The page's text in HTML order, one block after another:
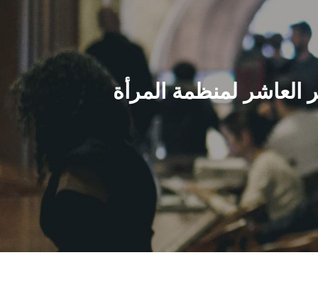
لمنظمة المرأة